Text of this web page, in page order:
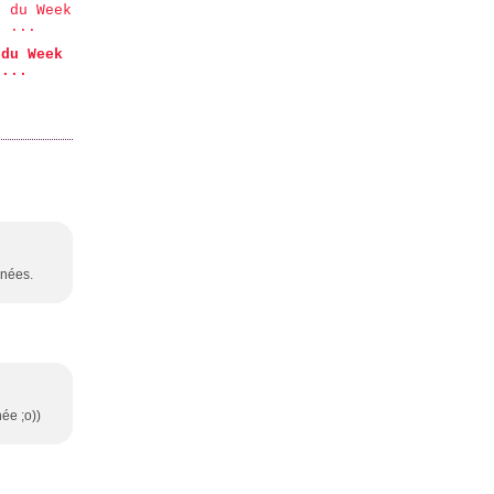
Week
...
;o))